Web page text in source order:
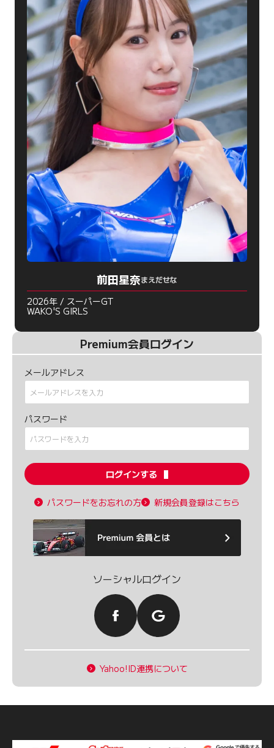
前田星奈まえだせな
2026年 / スーパーGT
WAKO'S GIRLS
Premium会員ログイン
メールアドレス
パスワード
ログインする
パスワードをお忘れの方 新規会員登録はこちら
ソーシャルログイン
Yahoo!ID連携について